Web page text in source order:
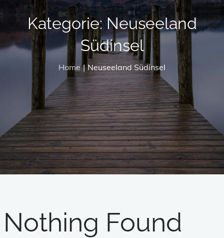
Kategorie: Neuseeland
Südinsel
Home Neuseeland Südinsel
Nothing Found